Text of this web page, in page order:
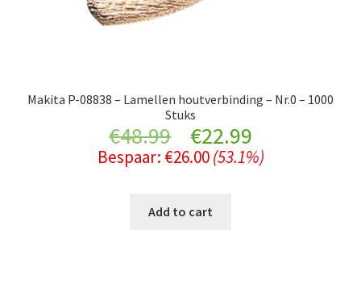
Makita P-08838 – Lamellen houtverbinding – Nr.0 – 1000
Stuks
€48.99
Original
price
was:
€22.99Current
price
Bespaar: €26.00 (53.1%)
Add to cart